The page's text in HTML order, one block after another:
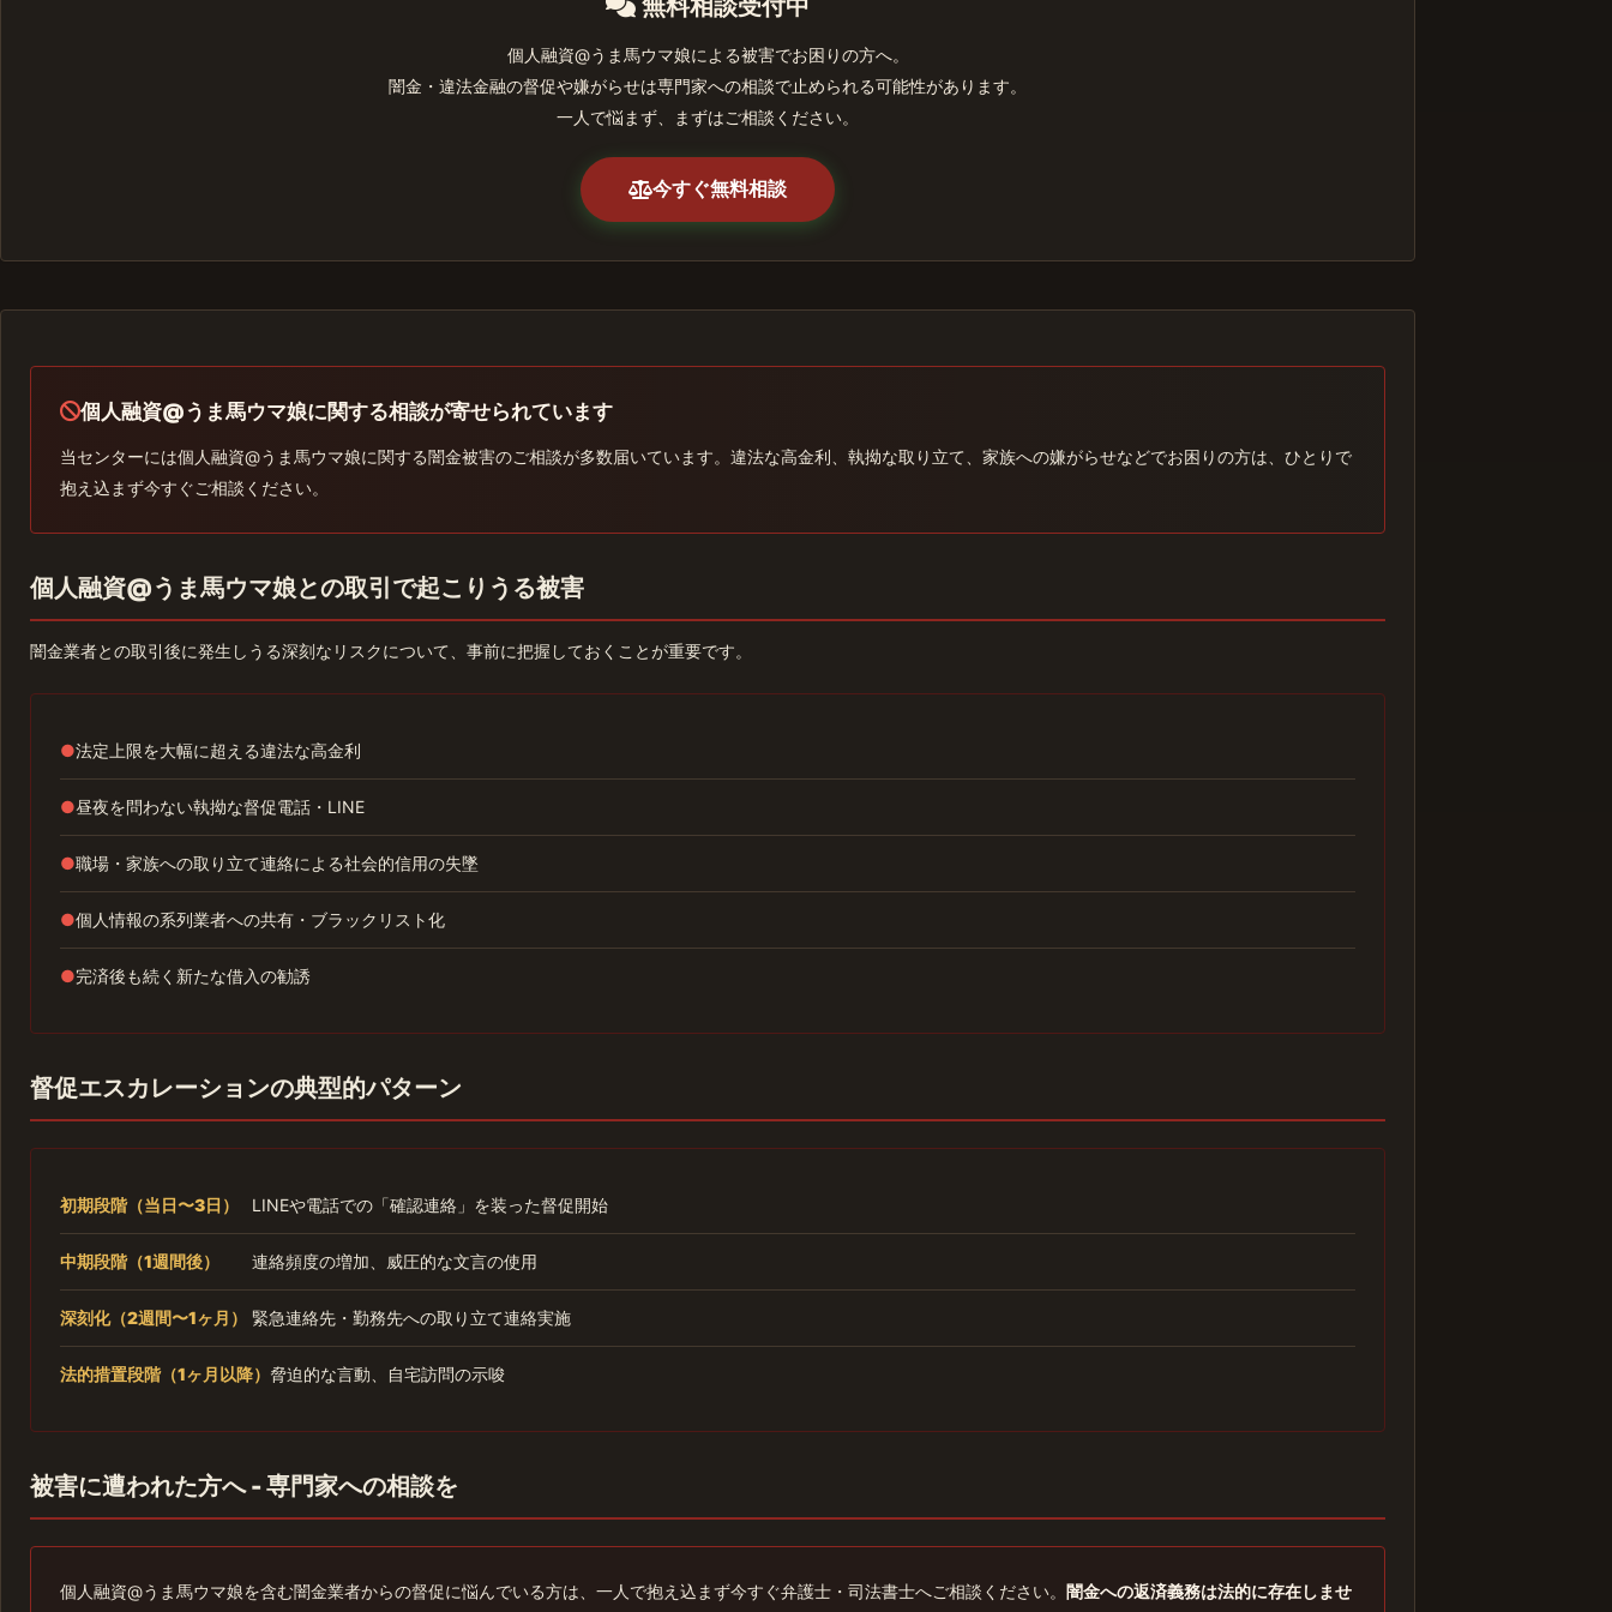
無料相談受付中
個人融資@うま馬ウマ娘による被害でお困りの方へ。
闇金・違法金融の督促や嫌がらせは専門家への相談で止められる可能性があります。
一人で悩まず、まずはご相談ください。
今すぐ無料相談
個人融資@うま馬ウマ娘に関する相談が寄せられています
当センターには個人融資@うま馬ウマ娘に関する闇金被害のご相談が多数届いています。違法な高金利、執拗な取り立て、家族への嫌がらせなどでお困りの方は、ひとりで
抱え込まず今すぐご相談ください。
個人融資@うま馬ウマ娘との取引で起こりうる被害
闇金業者との取引後に発生しうる深刻なリスクについて、事前に把握しておくことが重要です。
●法定上限を大幅に超える違法な高金利
●昼夜を問わない執拗な督促電話・LINE
●職場・家族への取り立て連絡による社会的信用の失墜
●個人情報の系列業者への共有・ブラックリスト化
●完済後も続く新たな借入の勧誘
督促エスカレーションの典型的パターン
初期段階（当日〜3日） LINEや電話での「確認連絡」を装った督促開始
中期段階（1週間後） 連絡頻度の増加、威圧的な文言の使用
深刻化（2週間〜1ヶ月） 緊急連絡先・勤務先への取り立て連絡実施
法的措置段階（1ヶ月以降） 脅迫的な言動、自宅訪問の示唆
被害に遭われた方へ - 専門家への相談を
個人融資@うま馬ウマ娘を含む闇金業者からの督促に悩んでいる方は、一人で抱え込まず今すぐ弁護士・司法書士へご相談ください。 闇金への返済義務は法的に存在しませ